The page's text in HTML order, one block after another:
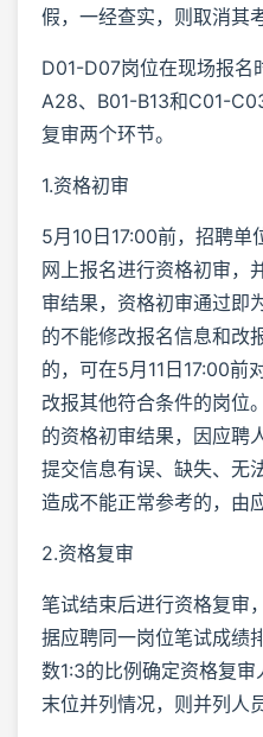
假，一经查实，则取消其
D01-D07岗位在现场报名
A28、B01-B13和C01-
复审两个环节。
1.资格初审
5月10日17:00前，招聘单
网上报名进行资格初审，
审结果，资格初审通过即
的不能修改报名信息和改
的，可在5月11日17:00前
改报其他符合条件的岗位
的资格初审结果，因应聘
提交信息有误、缺失、无
造成不能正常参考的，由
2.资格复审
笔试结束后进行资格复审
据应聘同一岗位笔试成绩
数1:3的比例确定资格复
末位并列情况，则并列人